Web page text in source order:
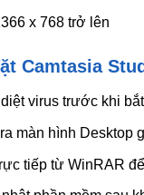
x 768 trở lên
Camtasia
virus trước khi
màn hình Desktop
tiếp từ WinRAR